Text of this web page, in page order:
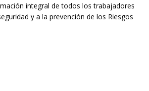
integral de todos los trabajadores
y a la prevención de los Riesgos